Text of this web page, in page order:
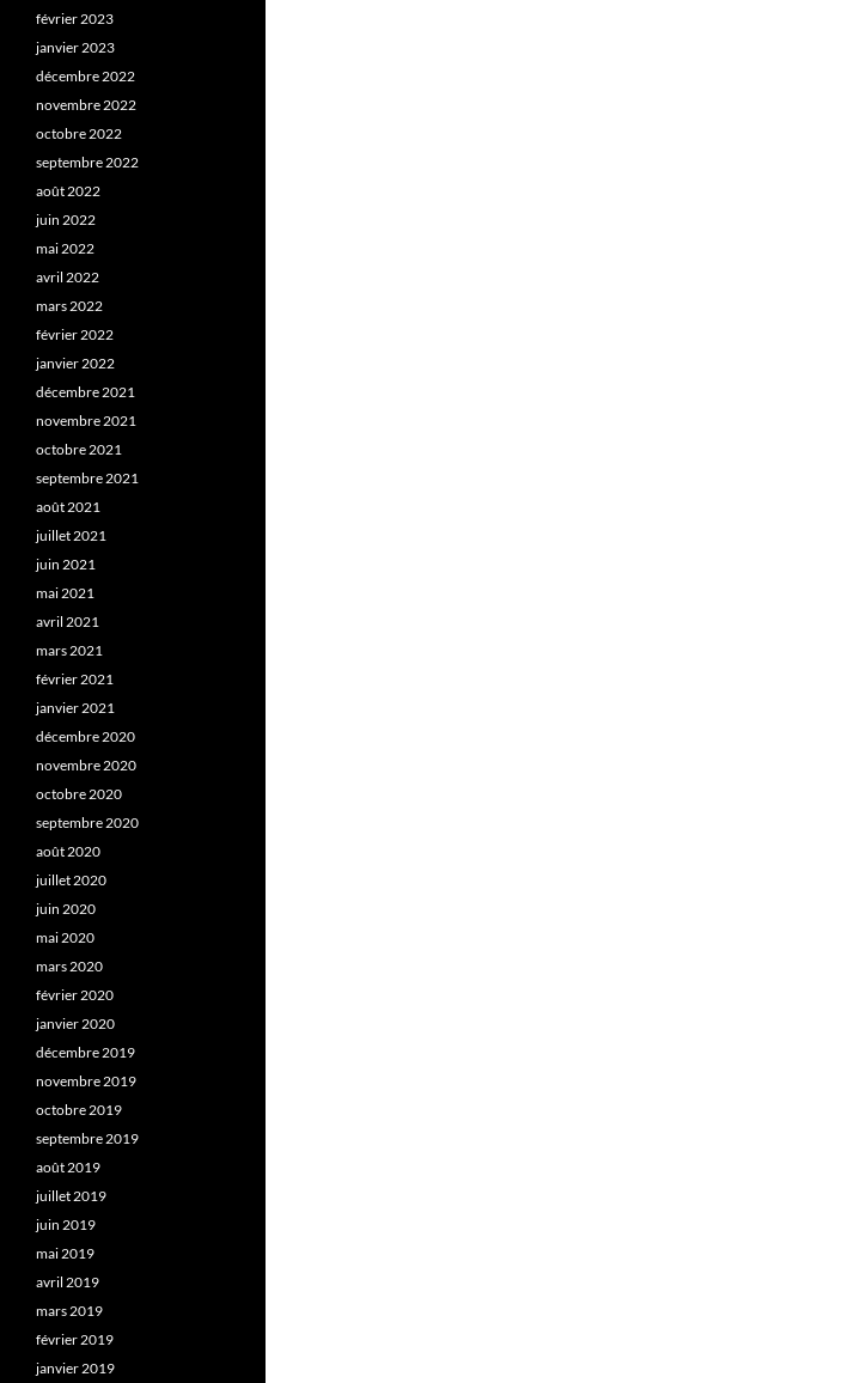
février 2023
janvier 2023
décembre 2022
novembre 2022
octobre 2022
septembre 2022
août 2022
juin 2022
mai 2022
avril 2022
mars 2022
février 2022
janvier 2022
décembre 2021
novembre 2021
octobre 2021
septembre 2021
août 2021
juillet 2021
juin 2021
mai 2021
avril 2021
mars 2021
février 2021
janvier 2021
décembre 2020
novembre 2020
octobre 2020
septembre 2020
août 2020
juillet 2020
juin 2020
mai 2020
mars 2020
février 2020
janvier 2020
décembre 2019
novembre 2019
octobre 2019
septembre 2019
août 2019
juillet 2019
juin 2019
mai 2019
avril 2019
mars 2019
février 2019
janvier 2019